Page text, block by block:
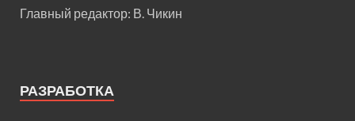
Главный редактор: В. Чикин
РАЗРАБОТКА